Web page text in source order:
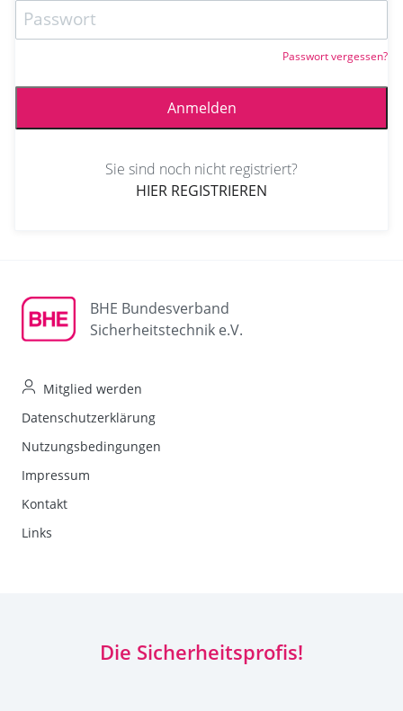
Passwort vergessen?
Sie sind noch nicht registriert?
HIER REGISTRIEREN
BHE Bundesverband
Sicherheitstechnik e.V.
Mitglied werden
Datenschutzerklärung
Nutzungsbedingungen
Impressum
Kontakt
Links
Die Sicherheitsprofis!